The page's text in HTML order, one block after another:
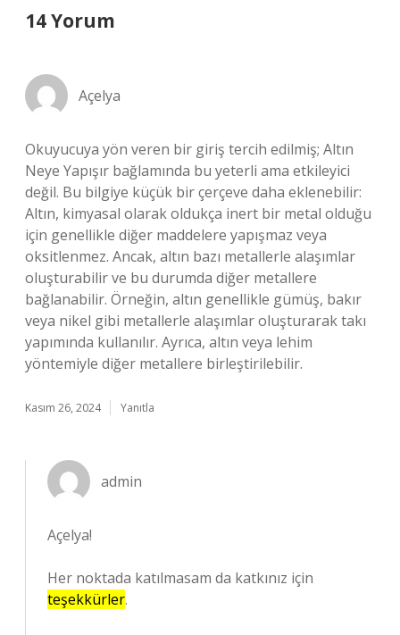
14 Yorum
Açelya
Okuyucuya yön veren bir giriş tercih edilmiş; Altın
Neye Yapışır bağlamında bu yeterli ama etkileyici
değil. Bu bilgiye küçük bir çerçeve daha eklenebilir:
Altın, kimyasal olarak oldukça inert bir metal olduğu
için genellikle diğer maddelere yapışmaz veya
oksitlenmez. Ancak, altın bazı metallerle alaşımlar
oluşturabilir ve bu durumda diğer metallere
bağlanabilir. Örneğin, altın genellikle gümüş, bakır
veya nikel gibi metallerle alaşımlar oluşturarak takı
yapımında kullanılır. Ayrıca, altın veya lehim
yöntemiyle diğer metallere birleştirilebilir.
Kasım 26, 2024 Yanıtla
admin
Açelya!
Her noktada katılmasam da katkınız için
teşekkürler.